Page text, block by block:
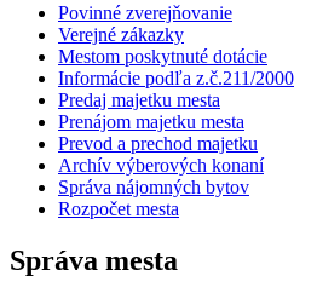
Povinné zverejňovanie
Verejné zákazky
Mestom poskytnuté dotácie
Informácie podľa z.č.211/2000
Predaj majetku mesta
Prenájom majetku mesta
Prevod a prechod majetku
Archív výberových konaní
Správa nájomných bytov
Rozpočet mesta
Správa mesta